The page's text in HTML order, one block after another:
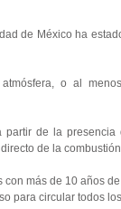
de México ha
o al
de la
de la
más de 10 años
para circular todos